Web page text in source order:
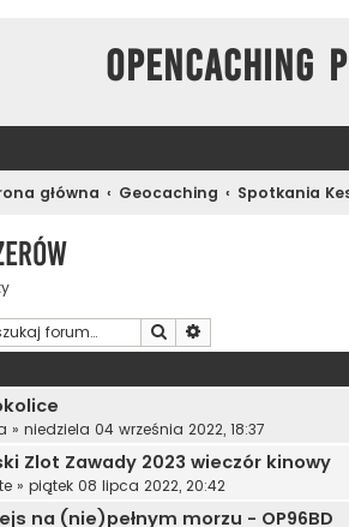
Opencaching
główna Geocaching Spotkania
Szukaj
» niedziela 04 września 2022, 18:37
Zlot Zawady 2023 wieczór kinowy
» piątek 08 lipca 2022, 20:42
na (nie)pełnym morzu - OP96BD